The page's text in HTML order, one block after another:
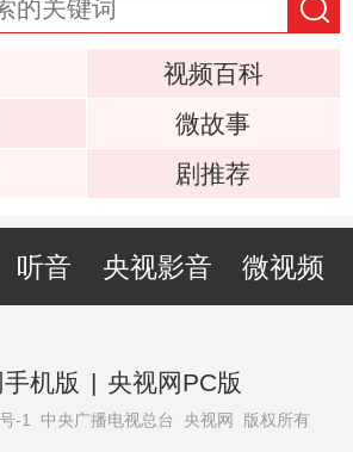
视频百科
微故事
剧推荐
听音 央视影音 微视频
机版 | 央视网PC版
-1 中央广播电视总台 央视网 版权所有